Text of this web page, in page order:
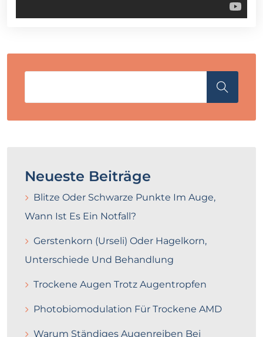
Neueste Beiträge
Blitze Oder Schwarze Punkte Im Auge,
Wann Ist Es Ein Notfall?
Gerstenkorn (Urseli) Oder Hagelkorn,
Unterschiede Und Behandlung
Trockene Augen Trotz Augentropfen
Photobiomodulation Für Trockene AMD
Warum Ständiges Augenreiben Bei